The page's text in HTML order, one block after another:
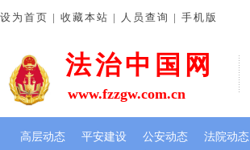
法治中国网
设为首页 | 收藏本站 | 人员查询 | 手机版
www.fzzgw.com.cn
高层动态 平安建设 公安动态 法院动态